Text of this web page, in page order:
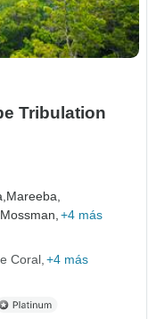
Tribulation
Mareeba,
+4 más
Coral +4 más